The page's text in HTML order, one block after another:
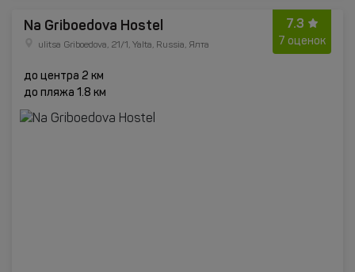
7.3
7 оценок
Na Griboedova Hostel
ulitsa Griboedova, 21/1, Yalta, Russia, Ялта
до центра 2 км
до пляжа 1.8 км